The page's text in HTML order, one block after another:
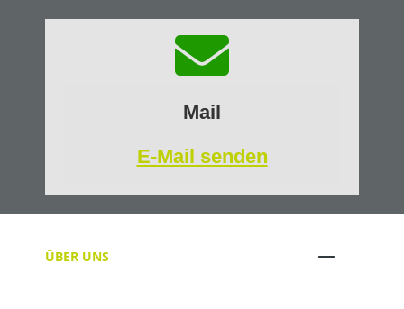
Mail
E-Mail senden
ÜBER UNS